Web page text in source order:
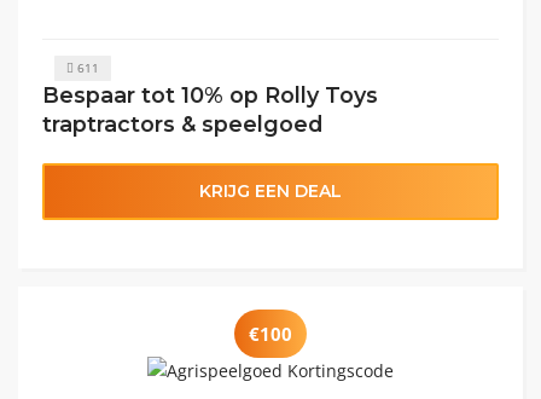
611
Bespaar tot 10% op Rolly Toys
traptractors & speelgoed
KRIJG EEN DEAL
€100